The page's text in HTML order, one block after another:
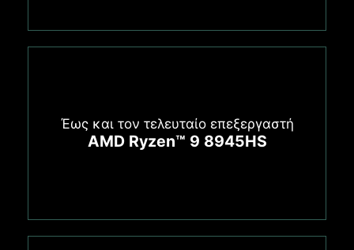
Έως και τον τελευταίο επεξεργαστή
AMD Ryzen™ 9 8945HS